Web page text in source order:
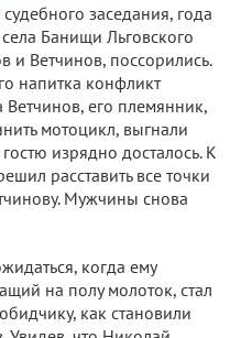
заседания, года
Банищи Льговского
и Ветчинов, поссорились.
напитка конфликт
его племянник,
мотоцикл, выгнали
изрядно досталось. К
расставить все точки
Мужчины снова
когда ему
на полу молоток, стал
как становили